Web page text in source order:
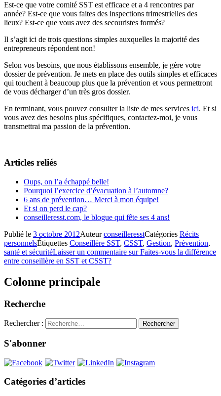
Est-ce que votre comité SST est efficace et a 4 rencontres par
année? Est-ce que vous faites des inspections trimestrielles des
lieux? Est-ce que vous avez des secouristes formés?
Il s’agit ici de trois questions simples auxquelles la majorité des
entrepreneurs répondent non!
Selon vos besoins, que nous établissons ensemble, je gère votre
dossier de prévention. Je mets en place des outils simples et efficaces
qui touchent à beaucoup plus que la prévention et vous permettront
de vous décharger d’un très gros dossier.
En terminant, vous pouvez consulter la liste de mes services ici. Et si
vous avez des besoins plus spécifiques, contactez-moi, je vous
transmettrai ma passion de la prévention.
Articles reliés
Oups, on l’a échappé belle!
Pourquoi l’exercice d’évacuation à l’automne?
6 ans de prévention… Merci à mon équipe!
Et si on perd le cap?
conseilleresst.com, le blogue qui fête ses 4 ans!
Publié le 3 octobre 2012AuteurconseilleresstCatégories Récits
personnelsÉtiquettes Conseillère SST, CSST, Gestion, Prévention,
santé et sécuritéLaisser un commentaire sur Faites-vous la différence
entre conseillère en SST et CSST?
Colonne principale
Recherche
Rechercher :
S'abonner
Catégories d’articles